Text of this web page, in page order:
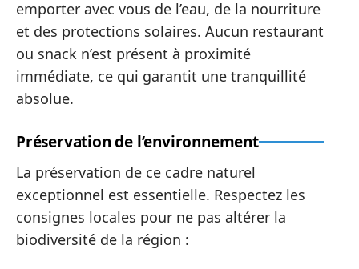
emporter avec vous de l’eau, de la nourriture
et des protections solaires. Aucun restaurant
ou snack n’est présent à proximité
immédiate, ce qui garantit une tranquillité
absolue.
Préservation de l’environnement
La préservation de ce cadre naturel
exceptionnel est essentielle. Respectez les
consignes locales pour ne pas altérer la
biodiversité de la région :